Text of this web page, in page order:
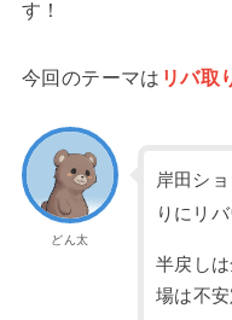
す！
今回のテーマは リバ取
どん太
岸田シ
りにリ
半戻し
場は不安